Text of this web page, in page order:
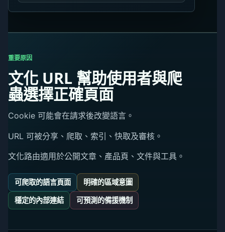
重要原因
文化 URL 幫助使用者與爬
蟲選擇正確頁面
Cookie 可能會在請求後改變語言。
URL 可被分享、爬取、索引、快取及審核。
文化路由適用於公開文章、產品頁、文件與工具。
可爬取的語言頁面 明確的區域意圖
穩定的內部連結 可預測的備援機制